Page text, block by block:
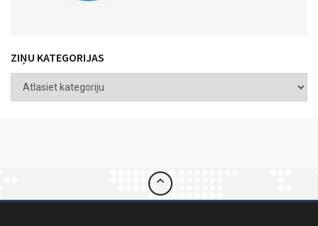
ZIŅU KATEGORIJAS